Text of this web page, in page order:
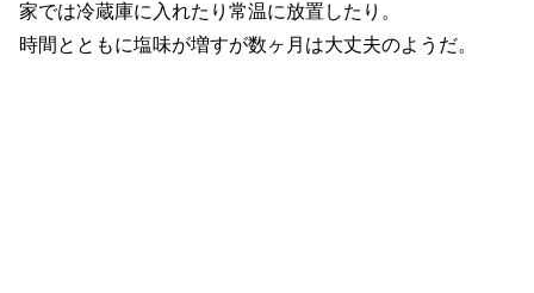
家では冷蔵庫に入れたり常温に放置したり。
時間とともに塩味が増すが数ヶ月は大丈夫のようだ。